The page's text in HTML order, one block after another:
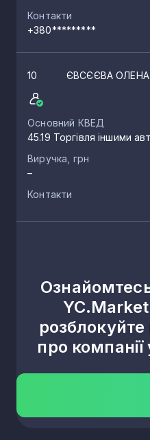
Контакти
+380*********
10 ЄВСЄЄВА ОЛЕНА
Основний КВЕД
45.19 Торгівля іншими
Виручка, грн
–
Контакти
YC.Market
про